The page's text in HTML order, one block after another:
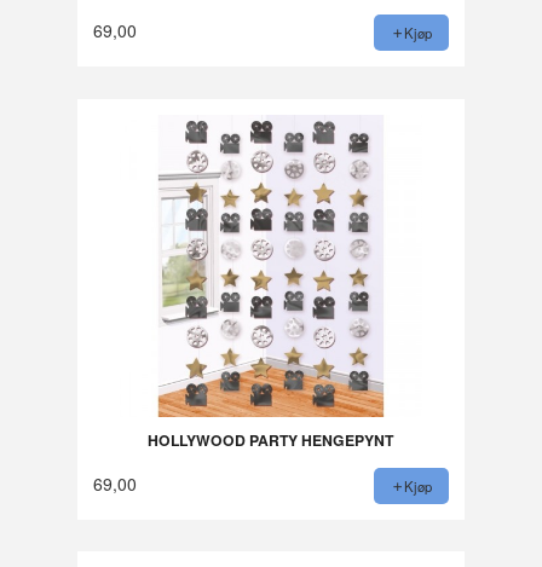
69,00 Kjøp
HOLLYWOOD PARTY HENGEPYNT
69,00 Kjøp